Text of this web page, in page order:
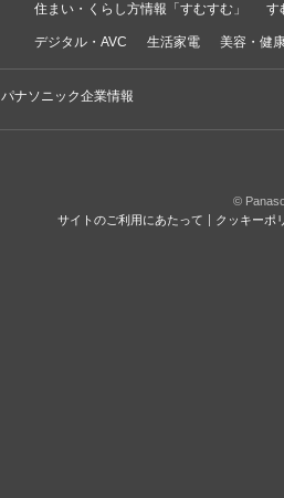
住まい・くらし方情報「すむすむ」 す
デジタル・AVC 生活家電 美容・健
パナソニック企業情報
©
サイトのご利用にあたって
クッキーポ